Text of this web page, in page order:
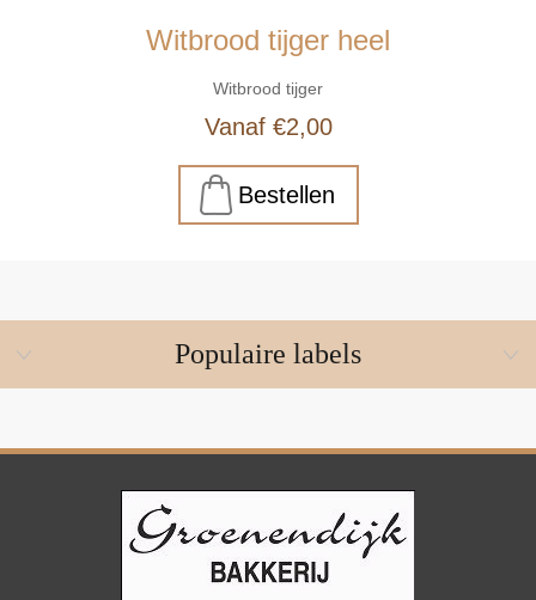
Witbrood tijger heel
Witbrood tijger
Vanaf €2,00
Populaire labels